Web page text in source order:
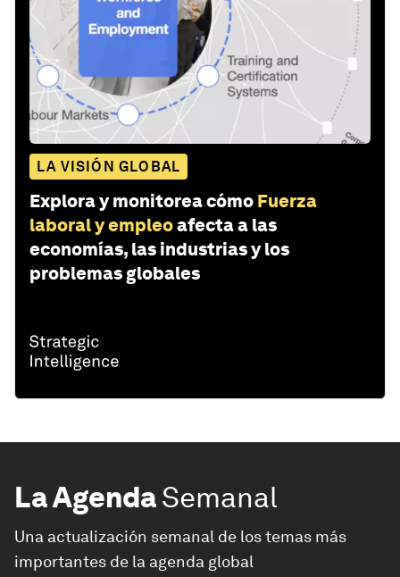
LA VISIÓN GLOBAL
Explora y monitorea cómo Fuerza
laboral y empleoafecta a las
economías, las industrias y los
problemas globales
La AgendaSemanal
Una actualización semanal de los temas más
importantes de la agenda global